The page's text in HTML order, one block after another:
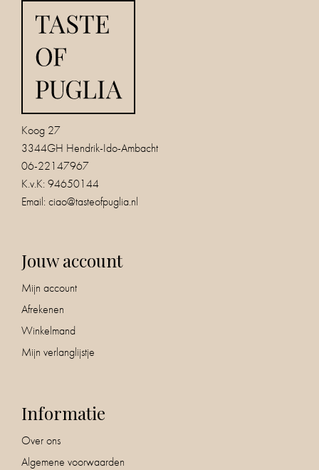
Koog 27
3344GH Hendrik-Ido-Ambacht
06-22147967
K.v.K: 94650144
Email: ciao@tasteofpuglia.nl
Jouw account
Mijn account
Afrekenen
Winkelmand
Mijn verlanglijstje
Informatie
Over ons
Algemene voorwaarden